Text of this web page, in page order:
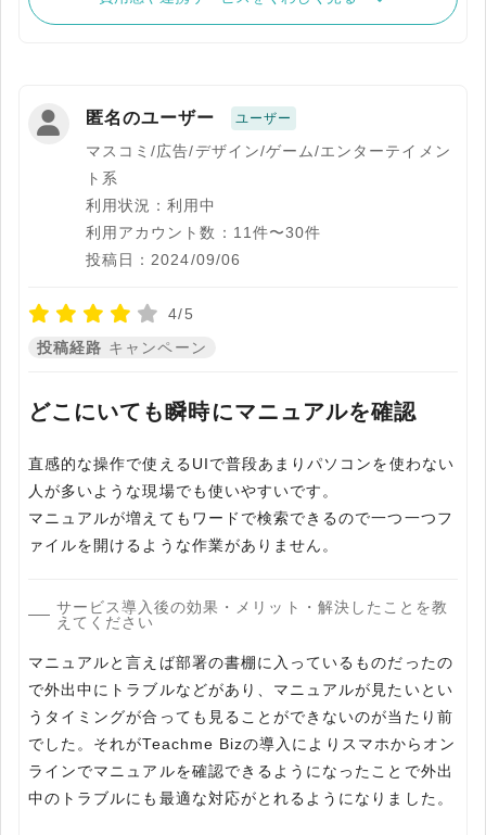
匿名のユーザー ユーザー
マスコミ/広告/デザイン/ゲーム/エンターテイメン
ト系
利用状況：利用中
利用アカウント数：11件〜30件
投稿日：2024/09/06
4/5
投稿経路 キャンペーン
どこにいても瞬時にマニュアルを確認
直感的な操作で使えるUIで普段あまりパソコンを使わない
人が多いような現場でも使いやすいです。
マニュアルが増えてもワードで検索できるので一つ一つフ
サービス導入後の効果・メリット・解決したことを教
えてください
マニュアルと言えば部署の書棚に入っているものだったの
で外出中にトラブルなどがあり、マニュアルが見たいとい
うタイミングが合っても見ることができないのが当たり前
でした。それがTeachme Bizの導入によりスマホからオン
ラインでマニュアルを確認できるようになったことで外出
中のトラブルにも最適な対応がとれるようになりました。